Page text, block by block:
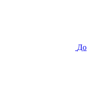
До